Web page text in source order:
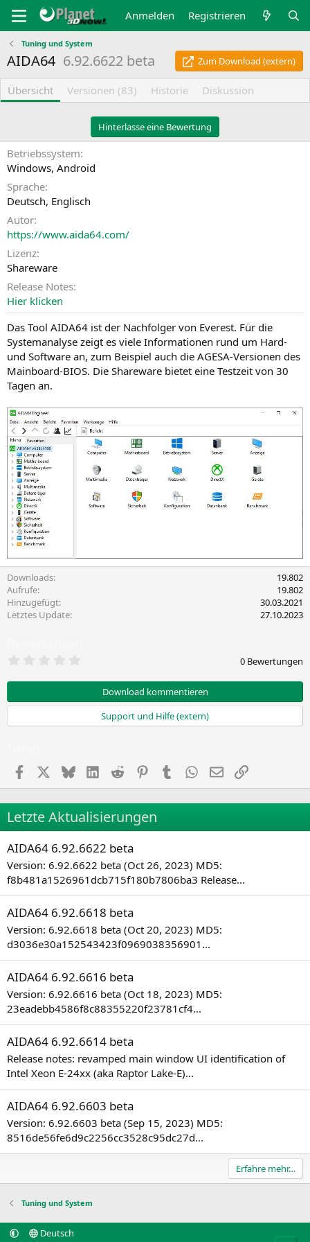
Anmelden Registrieren
Tuning und System
AIDA64 6.92.6622 beta Zum Download (extern)
Übersicht Versionen (83) Historie Diskussion
Hinterlasse eine Bewertung
Betriebssystem
Windows Android
Sprache
Deutsch Englisch
Autor
https://www.aida64.com/
Lizenz
Shareware
Release Notes
Hier klicken
Das Tool AIDA64 ist der Nachfolger von Everest. Für die
Systemanalyse zeigt es viele Informationen rund um Hard-
und Software an, zum Beispiel auch die AGESA-Versionen des
Mainboard-BIOS. Die Shareware bietet eine Testzeit von 30
Tagen an.
Downloads
19.802
Aufrufe
19.802
Hinzugefügt
30.03.2021
Letztes Update
27.10.2023
0
S
t
r
e
0 Bewertungen
Download kommentieren
Support und Hilfe (extern)
Facebook BlueskyLinkedInReddit PinterestTumblr WhatsApp
E-MailLink
Letzte Aktualisierungen
AIDA64 6.92.6622 beta
Version: 6.92.6622 beta (Oct 26, 2023) MD5:
f8b481a1526961dcb715f180b7806ba3 Release...
AIDA64 6.92.6618 beta
Version: 6.92.6618 beta (Oct 20, 2023) MD5:
d3036e30a152543423f0969038356901...
AIDA64 6.92.6616 beta
Version: 6.92.6616 beta (Oct 18, 2023) MD5:
23eadebb4586f8c88355220f23781cf4...
AIDA64 6.92.6614 beta
Release notes: revamped main window UI identification of
Intel Xeon E-24xx (aka Raptor Lake-E)...
AIDA64 6.92.6603 beta
Version: 6.92.6603 beta (Sep 15, 2023) MD5:
8516de56fe6d9c2256cc3528c95dc27d...
Erfahre mehr…
Tuning und System
Deutsch